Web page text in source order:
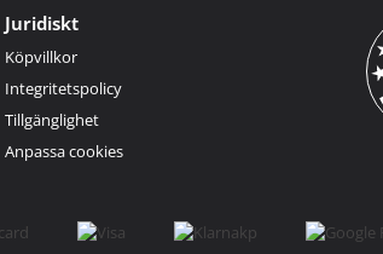
Juridiskt
Köpvillkor
Integritetspolicy
Tillgänglighet
Anpassa cookies